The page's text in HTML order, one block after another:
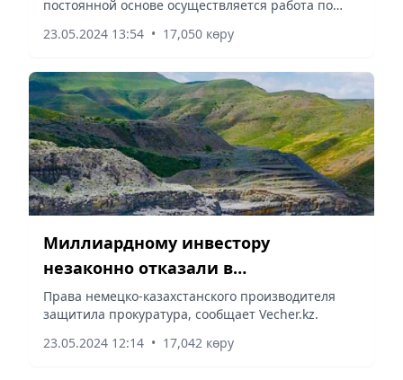
постоянной основе осуществляется работа по
Vecher.kz.
23.05.2024 13:54 • 17,050 көру
Миллиардному инвестору
незаконно отказали в
предоставлении земельного
участка в Жамбылской области
Права немецко-казахстанского производителя
защитила прокуратура, сообщает Vecher.kz.
23.05.2024 12:14 • 17,042 көру